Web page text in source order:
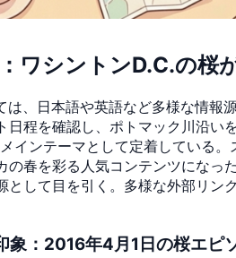
ワシントンD.C.の桜
は、日本語や英語など多様な情
日程を確認し、ポトマック川沿
インテーマとして定着している
の春を彩る人気コンテンツにな
として目を引く。多様な外部リ
象：2016年4月1日の桜エピ